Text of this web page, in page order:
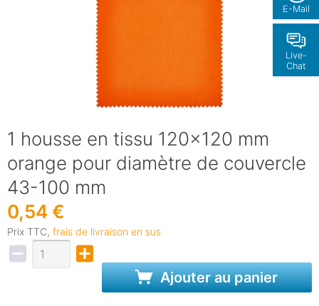
E-Mail
Live-
Chat
1 housse en tissu 120x120 mm
orange pour diamètre de couvercle
43-100 mm
0,54 €
Prix TTC, frais de livraison en sus
Ajouter au panier